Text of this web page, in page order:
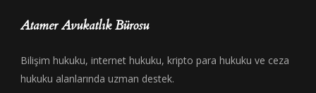
Atamer Avukatlık Bürosu
Bilişim hukuku, internet hukuku, kripto para hukuku ve ceza
hukuku alanlarında uzman destek.